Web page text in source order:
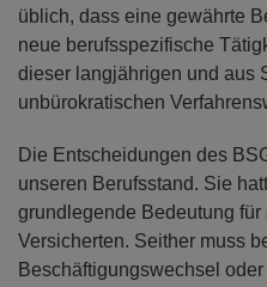
üblich, dass eine gewährte
neue berufsspezifische
dieser langjährigen und aus
unbürokratischen
Die Entscheidungen des
unseren Berufsstand. Sie
grundlegende Bedeutung
Versicherten. Seither muss
Beschäftigungswechsel